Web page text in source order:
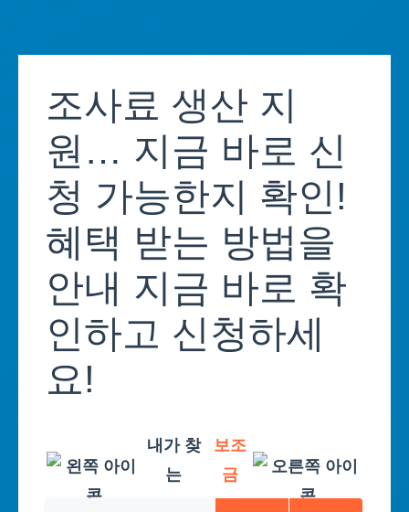
content조사료 생산 지
원… 지금 바로 신
청 가능한지 확인!
혜택 받는 방법을
안내 지금 바로 확
인하고 신청하세
요!
내가 찾
는
보조
금